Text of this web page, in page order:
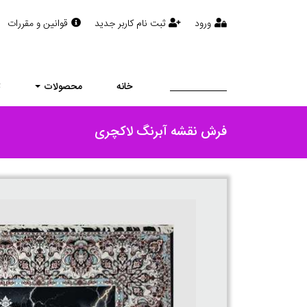
ورود ثبت نام کاربر جدید قوانین و مقررات
خانه محصولات
فرش نقشه آبرنگ لاکچری